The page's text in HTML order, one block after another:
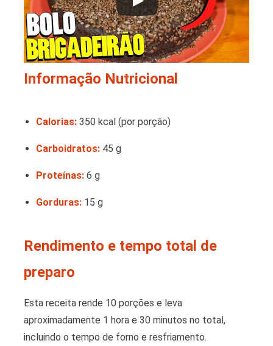
Informação Nutricional
Calorias: 350 kcal (por porção)
Carboidratos: 45 g
Proteínas: 6 g
Gorduras: 15 g
Rendimento e tempo total de
preparo
Esta receita rende 10 porções e leva
aproximadamente 1 hora e 30 minutos no total,
incluindo o tempo de forno e resfriamento.